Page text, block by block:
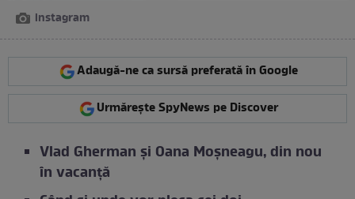
instagram
Adaugă-ne ca sursă preferată în Google
Urmărește SpyNews pe Discover
Vlad Gherman și Oana Moșneagu, din nou
în vacanță